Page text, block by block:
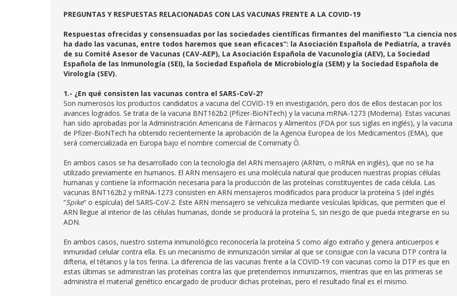
PREGUNTAS Y RESPUESTAS RELACIONADAS CON LAS VACUNAS FRENTE A LA COVID-19
Respuestas ofrecidas y consensuadas por las sociedades científicas firmantes del manifiesto “La ciencia nos
ha dado las vacunas, entre todos haremos que sean eficaces”: la Asociación Española de Pediatría, a través
de su Comité Asesor de Vacunas (CAV-AEP), La Asociación Española de Vacunología (AEV), La Sociedad
Española de las Inmunología (SEI), la Sociedad Española de Microbiología (SEM) y la Sociedad Española de
Virología (SEV).
1.- ¿En qué consisten las vacunas contra el SARS-CoV-2?
Son numerosos los productos candidatos a vacuna del COVID-19 en investigación, pero dos de ellos destacan por los
avances logrados. Se trata de la vacuna BNT162b2 (Pfizer-BioNTech) y la vacuna mRNA-1273 (Moderna). Estas vacunas
han sido aprobadas por la Administración Americana de Fármacos y Alimentos (FDA por sus siglas en inglés), y la vacuna
de Pfizer-BioNTech ha obtenido recientemente la aprobación de la Agencia Europea de los Medicamentos (EMA), que
será comercializada en Europa bajo el nombre comercial de Comirnaty Ò.
En ambos casos se ha desarrollado con la tecnología del ARN mensajero (ARNm, o mRNA en inglés), que no se ha
utilizado previamente en humanos. El ARN mensajero es una molécula natural que producen nuestras propias células
humanas y contiene la información necesaria para la producción de las proteínas constituyentes de cada célula. Las
vacunas BNT162b2 y mRNA-1273 consisten en ARN mensajeros modificados para producir la proteína S (del inglés
“Spike“ o espícula) del SARS-CoV-2. Este ARN mensajero se vehiculiza mediante vesículas lipídicas, que permiten que el
ARN llegue al interior de las células humanas, donde se producirá la proteína S, sin riesgo de que pueda integrarse en su
ADN.
En ambos casos, nuestro sistema inmunológico reconocería la proteína S como algo extraño y genera anticuerpos e
inmunidad celular contra ella. Es un mecanismo de inmunización similar al que se consigue con la vacuna DTP contra la
difteria, el tétanos y la tos ferina. La diferencia de las vacunas frente a la COVID-19 con vacunas como la DTP es que en
estas últimas se administran las proteínas contra las que pretendemos inmunizarnos, mientras que en las primeras se
administra el material genético encargado de producir dichas proteínas, pero el resultado final es el mismo.